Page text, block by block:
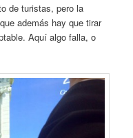
de turistas, pero la
además hay que tirar
Aquí algo falla, o